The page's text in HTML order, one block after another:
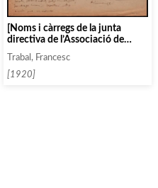
[Noms i càrregs de la junta
directiva de l’Associació de
Trabal, Francesc
[1920]